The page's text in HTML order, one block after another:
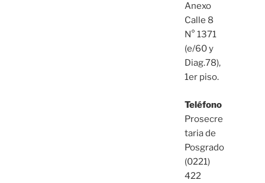
Anexo
Calle 8
N° 1371
(e/60 y
Diag.78),
1er piso.
Teléfono
Prosecre
taria de
Posgrado
(0221)
422